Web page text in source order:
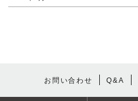
お問い合わせ Q&A